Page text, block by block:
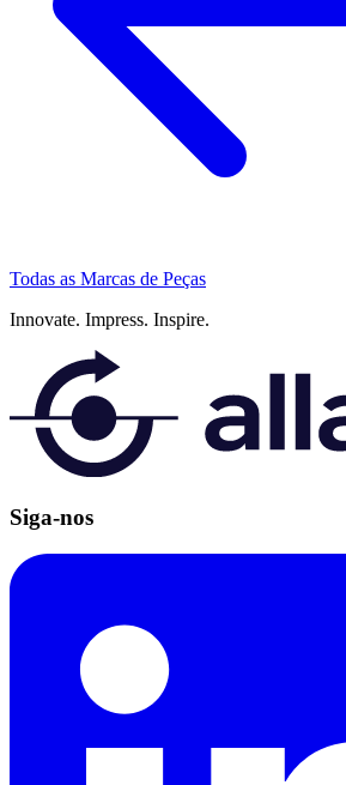
Todas as Marcas de Peças
Innovate. Impress. Inspire.
Siga-nos